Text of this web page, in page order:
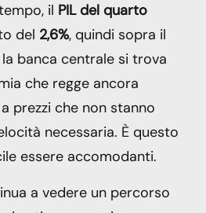
il PIL del quarto
del 2,6%, quindi sopra il
banca centrale si trova
che regge ancora
prezzi che non stanno
necessaria. È questo
essere accomodanti.
a vedere un percorso